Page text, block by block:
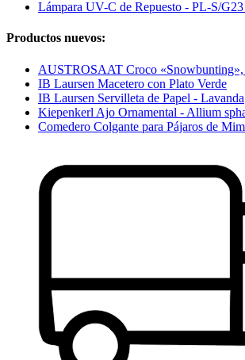
Lámpara UV-C de Repuesto - PL-S/
Productos nuevos:
AUSTROSAAT Croco «Snowbunting»,
IB Laursen Macetero con Plato Verde
IB Laursen Servilleta de Papel - Lavanda
Kiepenkerl Ajo Ornamental - Allium
Comedero Colgante para Pájaros de